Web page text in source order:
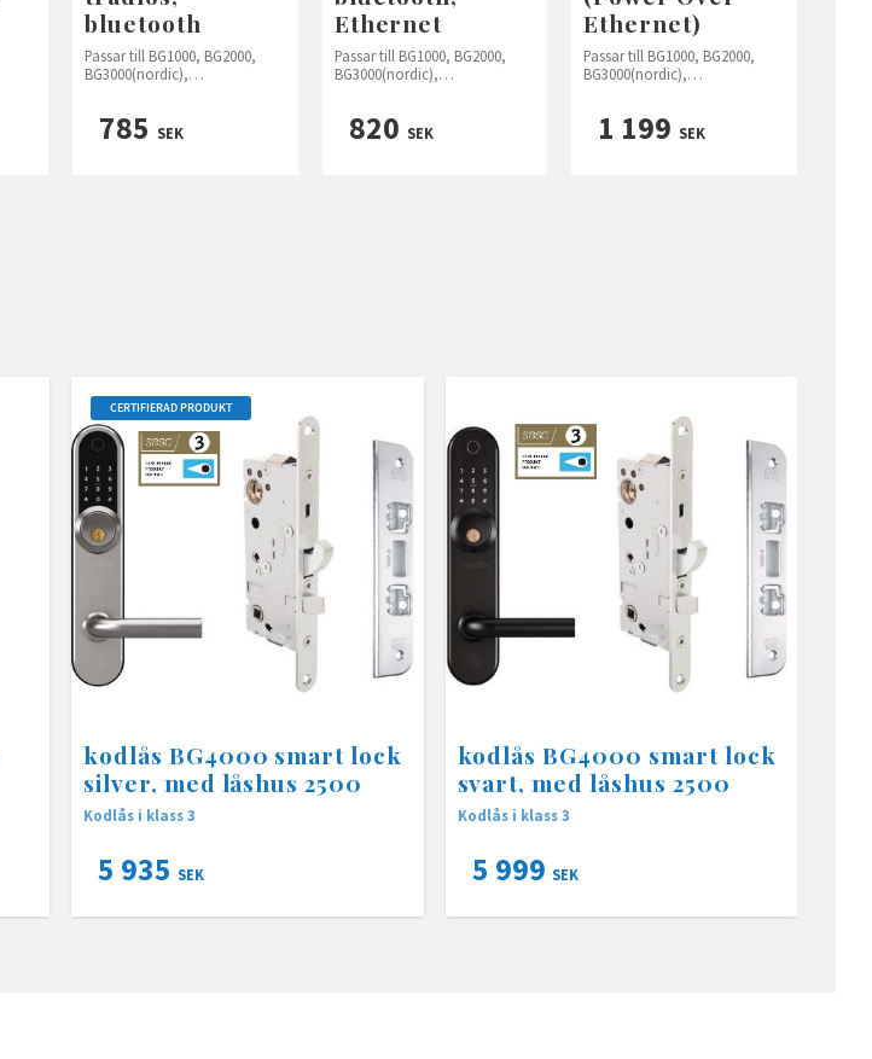
bluetooth
Passar till BG1000, BG2000,
BG3000(nordic),
785 SEK
Ethernet
Passar till BG1000, BG2000,
BG3000(nordic),
820 SEK
Ethernet)
Passar till BG1000, BG2000,
BG3000(nordic),
1 199 SEK
kodlås BG4000 smart lock
silver, med låshus 2500
Kodlås i klass 3
5 935 SEK
CERTIFIERAD PRODUKT
kodlås BG4000 smart lock
svart, med låshus 2500
Kodlås i klass 3
5 999 SEK